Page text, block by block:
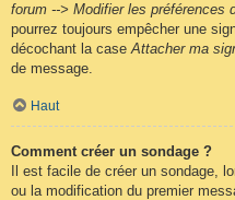
forum --> Modifier les préférences
pourrez toujours empêcher une
décochant la caseAttacher ma
de message.
Haut
Comment créer un sondage ?
Il est facile de créer un sondage,
ou la modification du premier